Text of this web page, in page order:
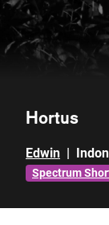
Hortus
Edwin |
Spectrum